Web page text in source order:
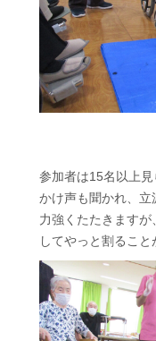
参加者は15名以上
かけ声も聞かれ、立
力強くたたきます
してやっと割ること